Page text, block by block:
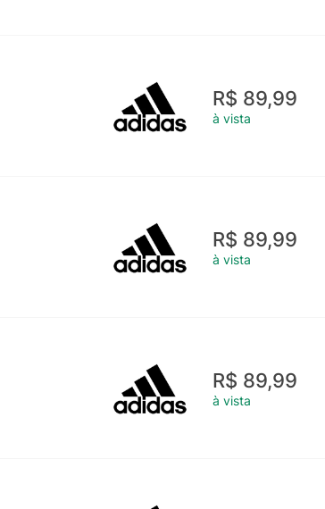
R$ 89,99
à vista
R$ 89,99
à vista
R$ 89,99
à vista